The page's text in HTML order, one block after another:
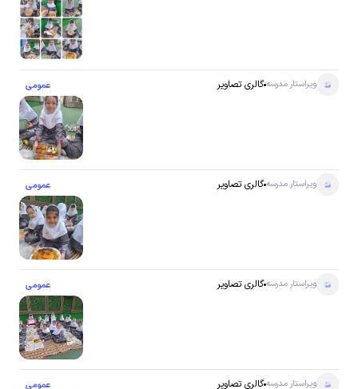
ویراستار مدرسهگالری تصاویر عمومی
ویراستار مدرسهگالری تصاویر عمومی
ویراستار مدرسهگالری تصاویر عمومی
ویراستار مدرسهگالری تصاویر عمومی